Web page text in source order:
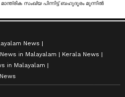
News
in Malayalam
Kerala News
in Malayalam